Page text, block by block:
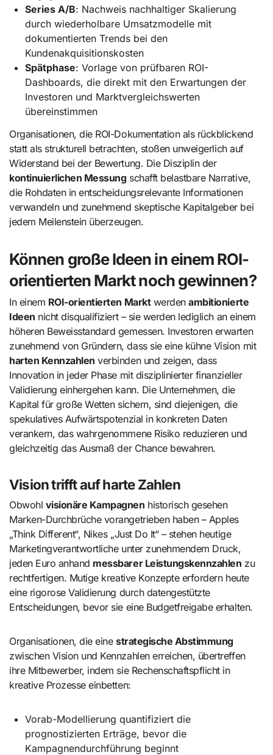
Series A/B: Nachweis nachhaltiger Skalierung
durch wiederholbare Umsatzmodelle mit
dokumentierten Trends bei den
Kundenakquisitionskosten
Spätphase: Vorlage von prüfbaren ROI-
Dashboards, die direkt mit den Erwartungen der
Investoren und Marktvergleichswerten
übereinstimmen
Organisationen, die ROI-Dokumentation als rückblickend
statt als strukturell betrachten, stoßen unweigerlich auf
Widerstand bei der Bewertung. Die Disziplin der
kontinuierlichen Messungschafft belastbare Narrative,
die Rohdaten in entscheidungsrelevante Informationen
verwandeln und zunehmend skeptische Kapitalgeber bei
jedem Meilenstein überzeugen.
Können große Ideen in einem ROI-
orientierten Markt noch gewinnen?
In einem ROI-orientierten Marktwerdenambitionierte
Ideen nicht disqualifiziert – sie werden lediglich an einem
höheren Beweisstandard gemessen. Investoren erwarten
zunehmend von Gründern, dass sie eine kühne Vision mit
harten Kennzahlen verbinden und zeigen, dass
Innovation in jeder Phase mit disziplinierter finanzieller
Validierung einhergehen kann. Die Unternehmen, die
Kapital für große Wetten sichern, sind diejenigen, die
spekulatives Aufwärtspotenzial in konkreten Daten
verankern, das wahrgenommene Risiko reduzieren und
gleichzeitig das Ausmaß der Chance bewahren.
Vision trifft auf harte Zahlen
Obwohl visionäre Kampagnen historisch gesehen
Marken-Durchbrüche vorangetrieben haben – Apples
„Think Different“, Nikes „Just Do It“ – stehen heutige
Marketingverantwortliche unter zunehmendem Druck,
jeden Euro anhand messbarer Leistungskennzahlen zu
rechtfertigen. Mutige kreative Konzepte erfordern heute
eine rigorose Validierung durch datengestützte
Entscheidungen, bevor sie eine Budgetfreigabe erhalten.
Organisationen, die eine strategische Abstimmung
zwischen Vision und Kennzahlen erreichen, übertreffen
ihre Mitbewerber, indem sie Rechenschaftspflicht in
kreative Prozesse einbetten:
Vorab-Modellierung quantifiziert die
prognostizierten Erträge, bevor die
Kampagnendurchführung beginnt